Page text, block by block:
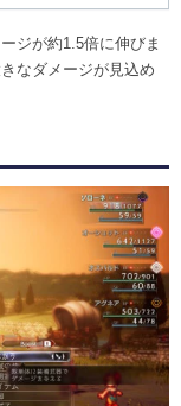
ジが約1.5倍に伸びま
なダメージが見込め